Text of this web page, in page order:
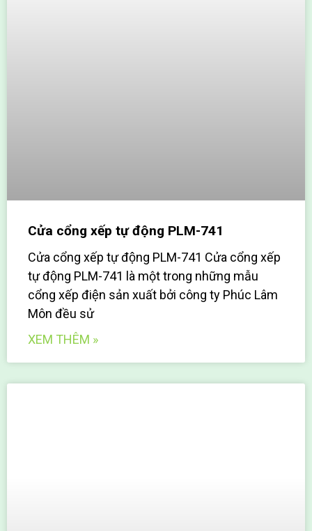
Cửa cổng xếp tự động PLM-741
Cửa cổng xếp tự động PLM-741 Cửa cổng xếp
tự động PLM-741 là một trong những mẫu
cổng xếp điện sản xuất bởi công ty Phúc Lâm
Môn đều sử
XEM THÊM »